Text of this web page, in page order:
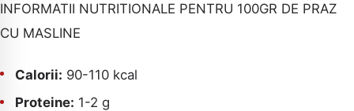
INFORMATII NUTRITIONALE PENTRU 100GR DE PRAZ
CU MASLINE
Calorii: 90-110 kcal
Proteine: 1-2 g